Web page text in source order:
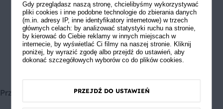
sól, pieprz, oregano, rozmaryn
2 łyżka soku z cytryny lub limonki
3 łyżki oliwy z oliwek
Przygotowanie:
Gdy przeglądasz naszą stronę, chcielibyśmy wykorzystywać
pliki cookies i inne podobne technologie do zbierania danych
(m.in. adresy IP, inne identyfikatory internetowe) w trzech
głównych celach: by analizować statystyki ruchu na stronie,
by kierować do Ciebie reklamy w innych miejscach w
internecie, by wyświetlać Ci filmy na naszej stronie. Kliknij
poniżej, by wyrazić zgodę albo przejdź do ustawień, aby
dokonać szczegółowych wyborów co do plików cookies.
PRZEJDŹ DO USTAWIEŃ